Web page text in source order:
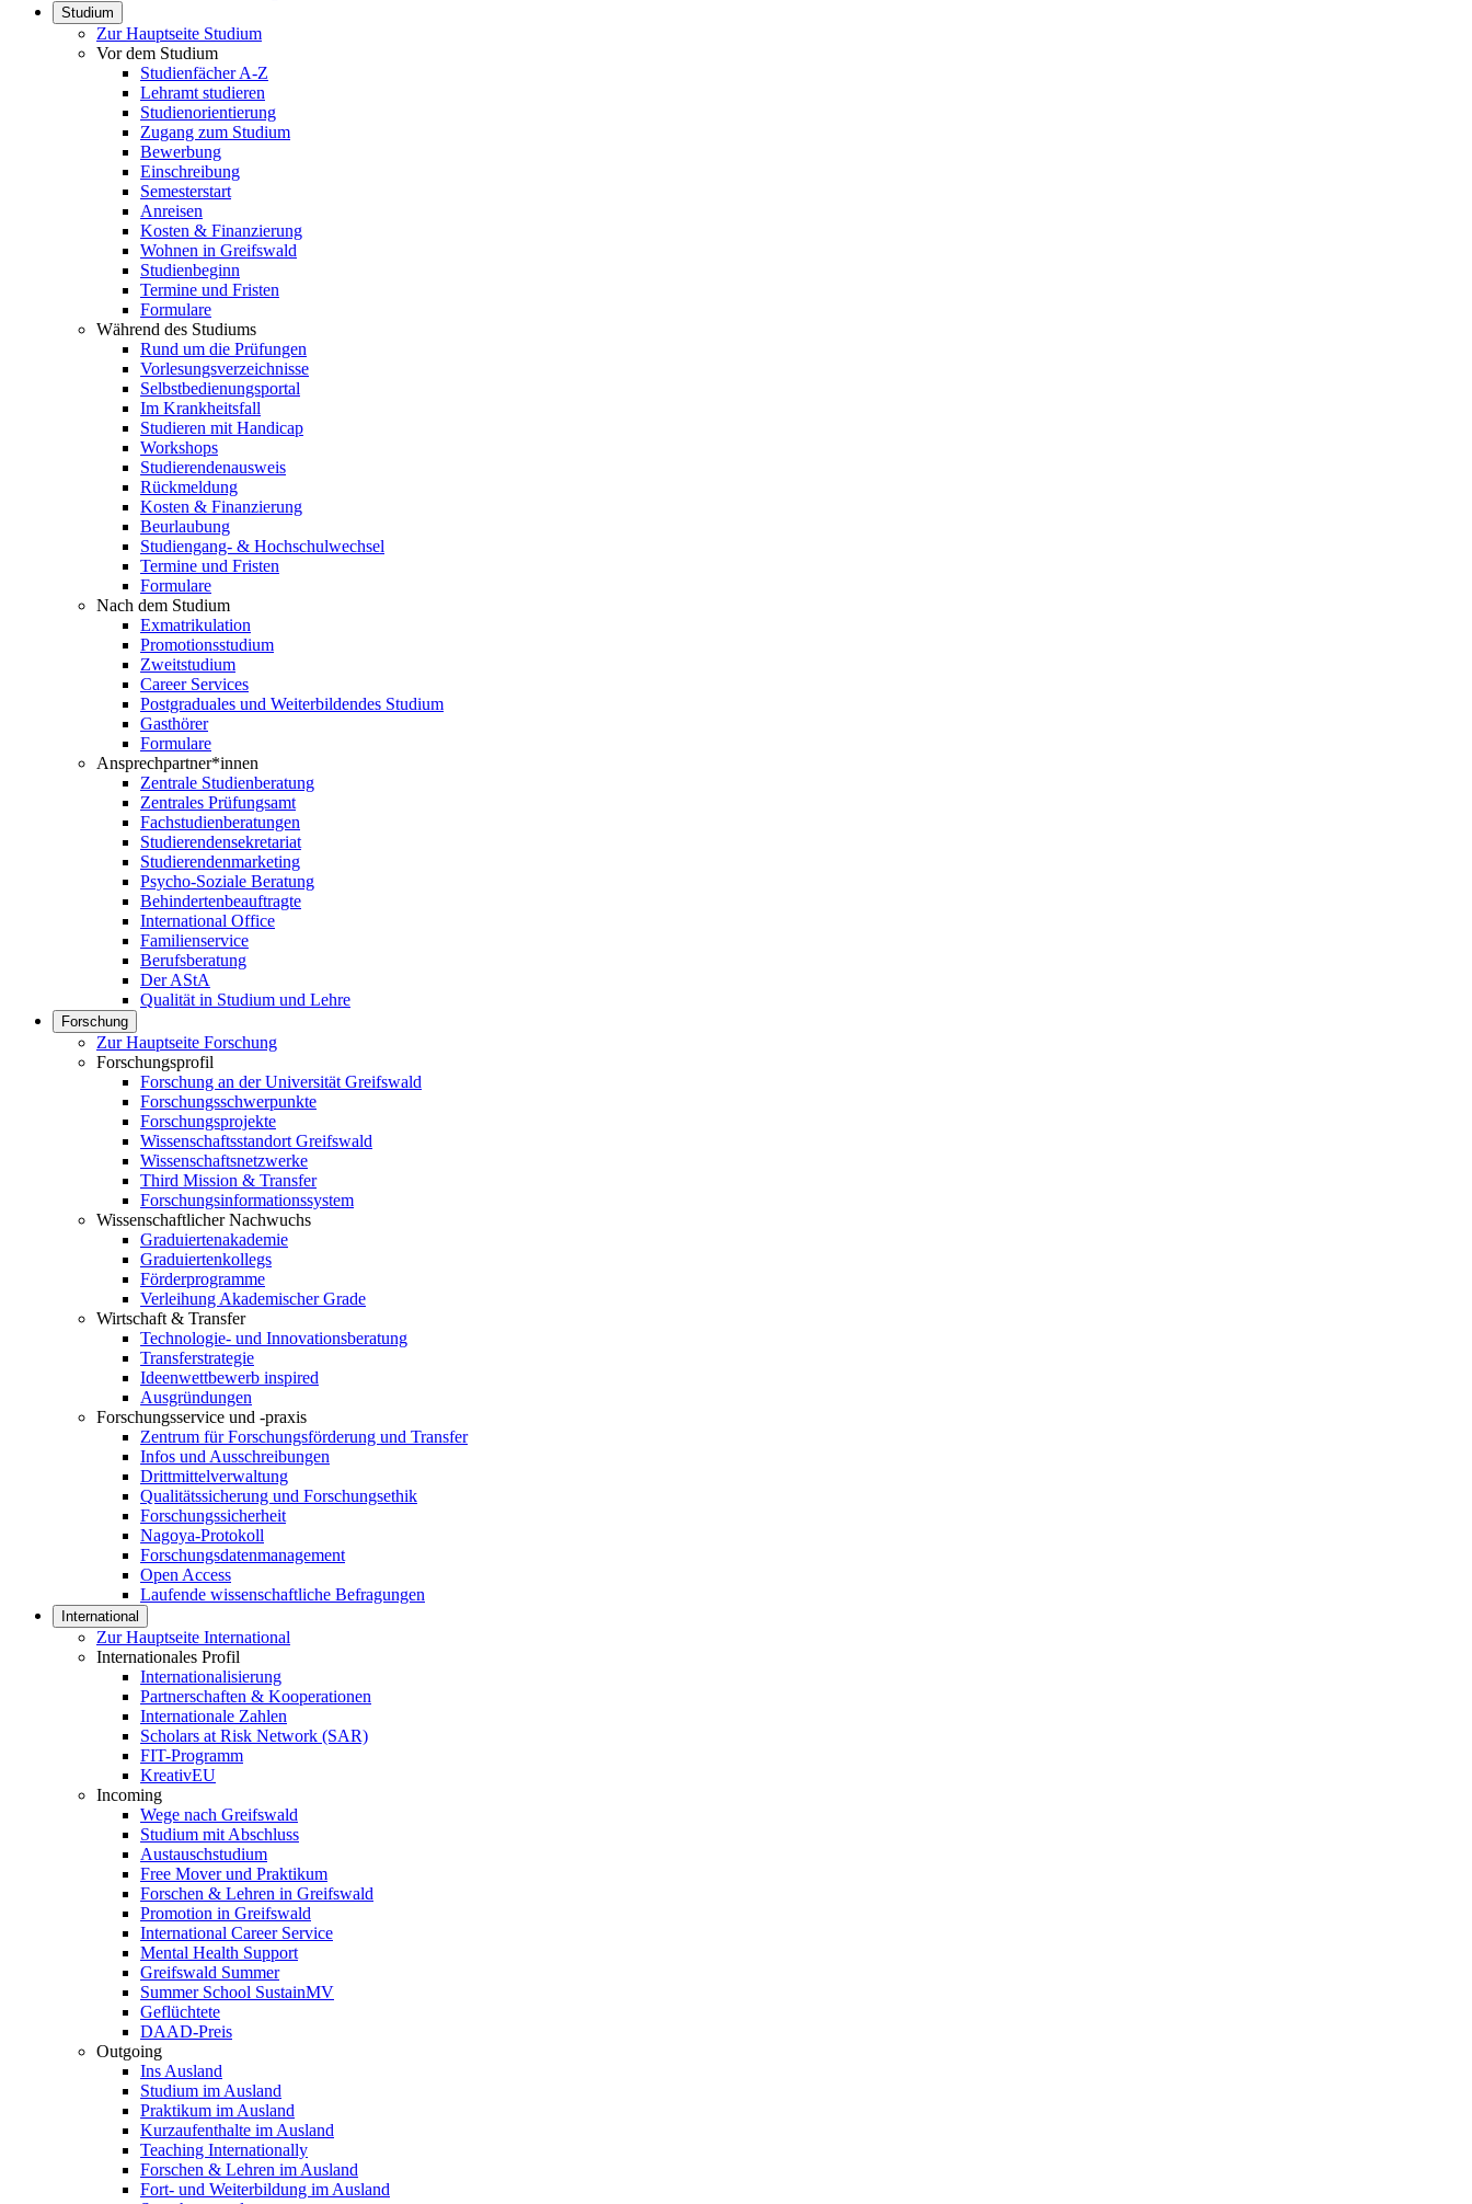
Studium
Zur Hauptseite Studium
Vor dem Studium
Studienfächer A-Z
Lehramt studieren
Studienorientierung
Zugang zum Studium
Bewerbung
Einschreibung
Semesterstart
Anreisen
Kosten & Finanzierung
Wohnen in Greifswald
Studienbeginn
Termine und Fristen
Formulare
Während des Studiums
Rund um die Prüfungen
Vorlesungsverzeichnisse
Selbstbedienungsportal
Im Krankheitsfall
Studieren mit Handicap
Workshops
Studierendenausweis
Rückmeldung
Kosten & Finanzierung
Beurlaubung
Studiengang- & Hochschulwechsel
Termine und Fristen
Formulare
Nach dem Studium
Exmatrikulation
Promotionsstudium
Zweitstudium
Career Services
Postgraduales und Weiterbildendes Studium
Gasthörer
Formulare
Ansprechpartner*innen
Zentrale Studienberatung
Zentrales Prüfungsamt
Fachstudienberatungen
Studierendensekretariat
Studierendenmarketing
Psycho-Soziale Beratung
Behindertenbeauftragte
International Office
Familienservice
Berufsberatung
Der AStA
Qualität in Studium und Lehre
Forschung
Zur Hauptseite Forschung
Forschungsprofil
Forschung an der Universität Greifswald
Forschungsschwerpunkte
Forschungsprojekte
Wissenschaftsstandort Greifswald
Wissenschaftsnetzwerke
Third Mission & Transfer
Forschungsinformationssystem
Wissenschaftlicher Nachwuchs
Graduiertenakademie
Graduiertenkollegs
Förderprogramme
Verleihung Akademischer Grade
Wirtschaft & Transfer
Technologie- und Innovationsberatung
Transferstrategie
Ideenwettbewerb inspired
Ausgründungen
Forschungsservice und -praxis
Zentrum für Forschungsförderung und Transfer
Infos und Ausschreibungen
Drittmittelverwaltung
Qualitätssicherung und Forschungsethik
Forschungssicherheit
Nagoya-Protokoll
Forschungsdatenmanagement
Open Access
Laufende wissenschaftliche Befragungen
International
Zur Hauptseite International
Internationales Profil
Internationalisierung
Partnerschaften & Kooperationen
Internationale Zahlen
Scholars at Risk Network (SAR)
FIT-Programm
KreativEU
Incoming
Wege nach Greifswald
Studium mit Abschluss
Austauschstudium
Free Mover und Praktikum
Forschen & Lehren in Greifswald
Promotion in Greifswald
International Career Service
Mental Health Support
Greifswald Summer
Summer School SustainMV
Geflüchtete
DAAD-Preis
Outgoing
Ins Ausland
Studium im Ausland
Praktikum im Ausland
Kurzaufenthalte im Ausland
Teaching Internationally
Forschen & Lehren im Ausland
Fort- und Weiterbildung im Ausland